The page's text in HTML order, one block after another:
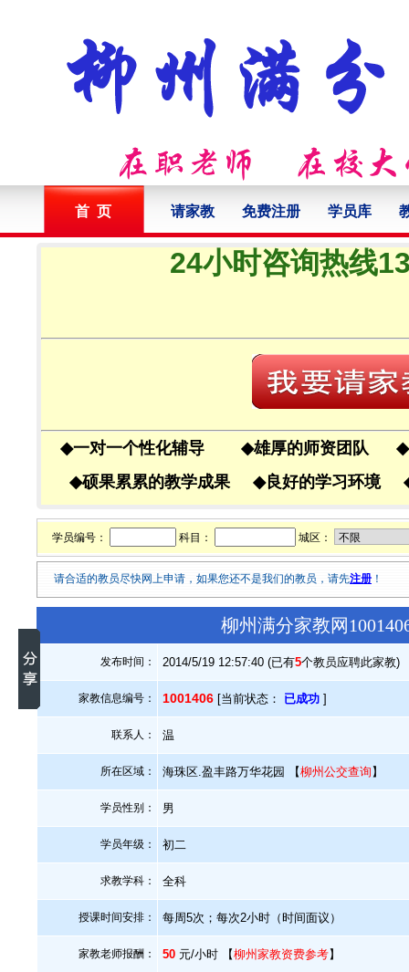
首 页 请家教 免费注册 学员库
24小时咨询热线
◆一对一个性化辅导 ◆雄厚的师资团队 ◆
◆硕果累累的教学成果 ◆良好的学习环境
学员编号： 科目： 城区：
请合适的教员尽快网上申请，如果您还不是我们的教员，请先注册 ！
柳州满分家教网
发布时间： 2014/5/19 12:57:40 (已有5个教员应聘此家教)
家教信息编号： 1001406 [当前状态： 已成功 ]
联系人： 温
所在区域： 海珠区.盈丰路万华花园 【柳州公交查询 】
学员性别： 男
学员年级： 初二
求教学科： 全科
授课时间安排： 每周5次；每次2小时（时间面议）
家教老师报酬： 50 元/小时 【柳州家教资费参考】